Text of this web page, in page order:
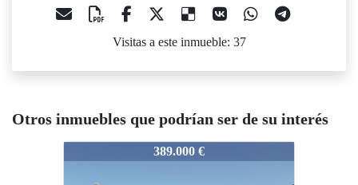
Visitas a este inmueble: 37
Otros inmuebles que podrían ser de su interés
280.000 €